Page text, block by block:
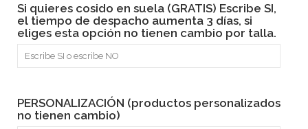
Si quieres cosido en suela (GRATIS) Escribe SI,
el tiempo de despacho aumenta 3 días, si
eliges esta opción no tienen cambio por talla.
PERSONALIZACIÓN (productos personalizados
no tienen cambio)